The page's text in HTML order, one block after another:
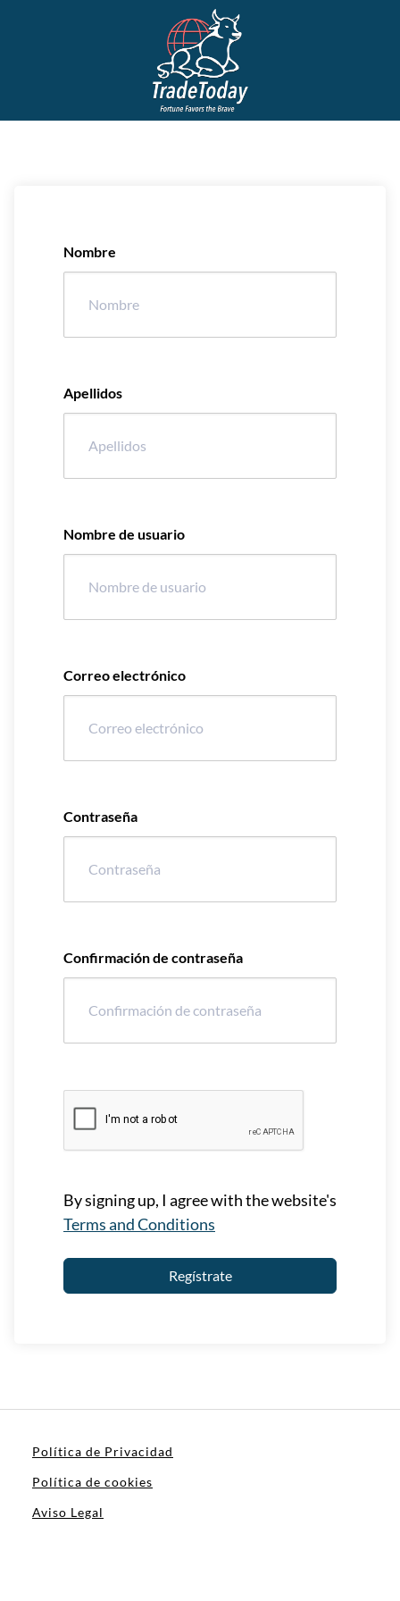
Nombre
Apellidos
Nombre de usuario
Correo electrónico
Contraseña
Confirmación de contraseña
By signing up, I agree with the website's
Terms and Conditions
Regístrate
Política de Privacidad
Política de cookies
Aviso Legal